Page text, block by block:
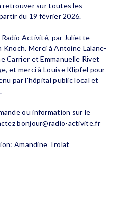
retrouver sur toutes les
du 19 février 2026.
Activité, par Juliette
Knoch. Merci à Antoine Lalane-
Carrier et Emmanuelle Rivet
et merci à Louise Klipfel pour
par l'hôpital public local et
ou information sur le
bonjour@radio-activite.fr
Amandine Trolat